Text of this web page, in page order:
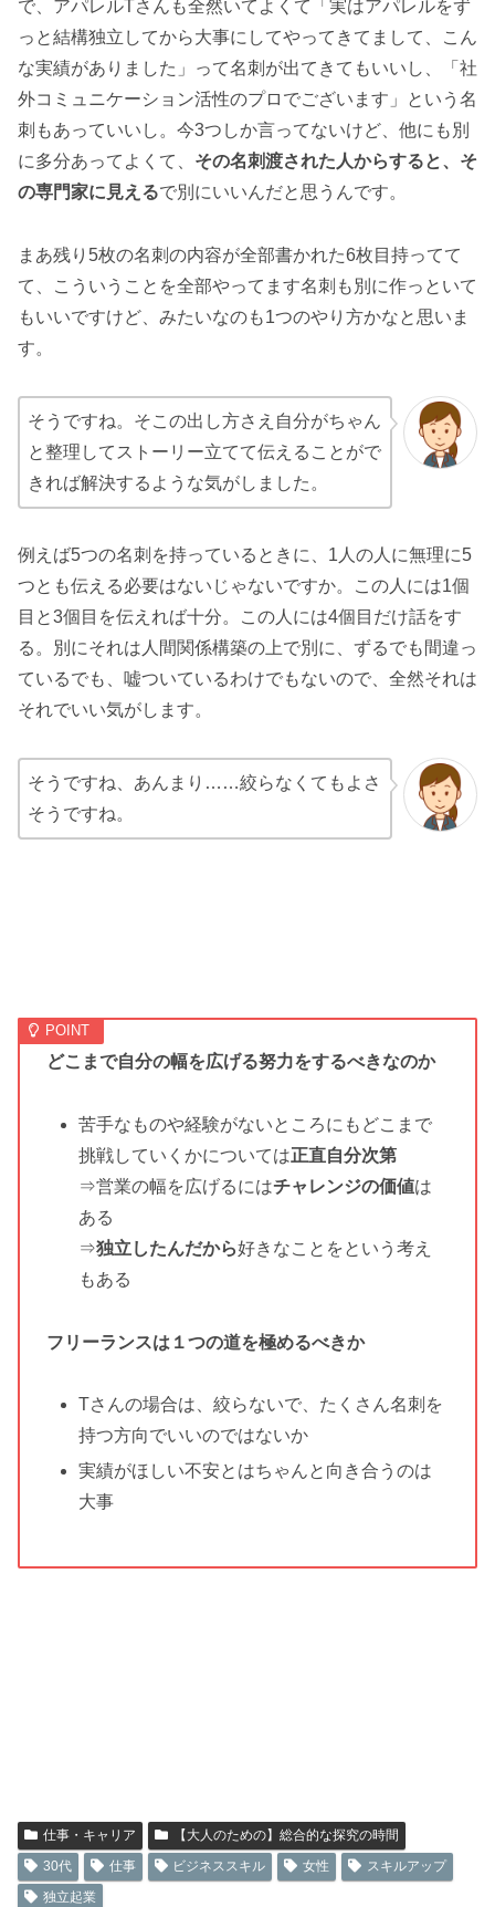
で、アパレルTさんも全然いてよくて「実はアパレルをず
っと結構独立してから大事にしてやってきてまして、こん
な実績がありました」って名刺が出てきてもいいし、「社
外コミュニケーション活性のプロでございます」という名
刺もあっていいし。今3つしか言ってないけど、他にも別
に多分あってよくて、 その名刺渡された人からすると、そ
の専門家に見えるで別にいいんだと思うんです。
まあ残り5枚の名刺の内容が全部書かれた6枚目持ってて
て、こういうことを全部やってます名刺も別に作っといて
もいいですけど、みたいなのも1つのやり方かなと思いま
す。
そうですね。そこの出し方さえ自分がちゃん
と整理してストーリー立てて伝えることがで
きれば解決するような気がしました。
例えば5つの名刺を持っているときに、1人の人に無理に5
つとも伝える必要はないじゃないですか。この人には1個
目と3個目を伝えれば十分。この人には4個目だけ話をす
る。別にそれは人間関係構築の上で別に、ずるでも間違っ
ているでも、嘘ついているわけでもないので、全然それは
それでいい気がします。
そうですね、あんまり……絞らなくてもよさ
そうですね。
どこまで自分の幅を広げる努力をするべきなのか
苦手なものや経験がないところにもどこまで
挑戦していくかについては正直自分次第
⇒営業の幅を広げるにはチャレンジの価値は
ある
⇒独立したんだから好きなことをという考え
もある
フリーランスは１つの道を極めるべきか
Tさんの場合は、絞らないで、たくさん名刺を
持つ方向でいいのではないか
実績がほしい不安とはちゃんと向き合うのは
大事
仕事・キャリア
【大人のための】総合的な探究の時間
30代
仕事 ビジネススキル 女性
スキルアップ
独立起業